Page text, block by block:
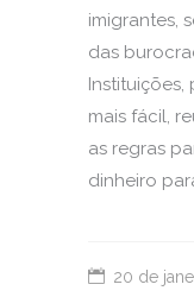
imigrantes,
das
mais fácil,
as regras
dinheiro
20 de